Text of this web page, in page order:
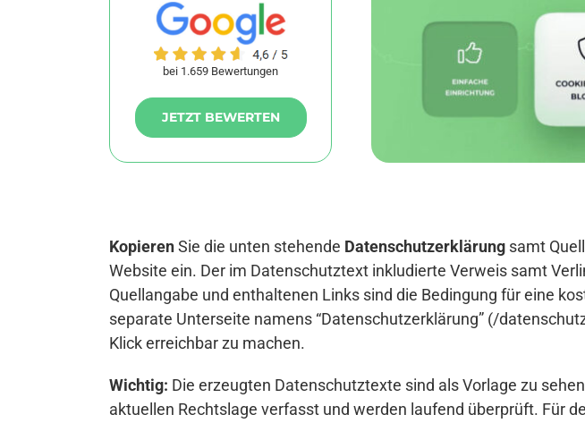
bei 1.659 Bewertungen
JETZT BEWERTEN
KopierenSie die unten stehende Datenschutzerklärung samt
Website ein. Der im Datenschutztext inkludierte Verweis samt
Quellangabe und enthaltenen Links sind die Bedingung für eine
separate Unterseite namens “Datenschutzerklärung” (/
Klick erreichbar zu machen.
Wichtig: Die erzeugten Datenschutztexte sind als Vorlage zu
aktuellen Rechtslage verfasst und werden laufend überprüft. Für